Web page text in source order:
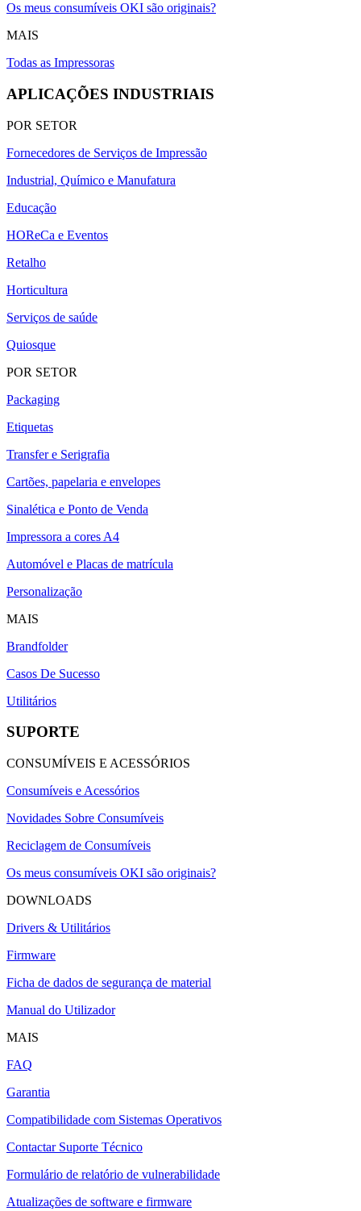
Os meus consumíveis OKI são originais?
MAIS
Todas as Impressoras
APLICAÇÕES INDUSTRIAIS
POR SETOR
Fornecedores de Serviços de Impressão
Industrial, Químico e Manufatura
Educação
HOReCa e Eventos
Retalho
Horticultura
Serviços de saúde
Quiosque
POR SETOR
Packaging
Etiquetas
Transfer e Serigrafia
Cartões, papelaria e envelopes
Sinalética e Ponto de Venda
Impressora a cores A4
Automóvel e Placas de matrícula
Personalização
MAIS
Brandfolder
Casos De Sucesso
Utilitários
SUPORTE
CONSUMÍVEIS E ACESSÓRIOS
Consumíveis e Acessórios
Novidades Sobre Consumíveis
Reciclagem de Consumíveis
Os meus consumíveis OKI são originais?
DOWNLOADS
Drivers & Utilitários
Firmware
Ficha de dados de segurança de material
Manual do Utilizador
MAIS
FAQ
Garantia
Compatibilidade com Sistemas Operativos
Contactar Suporte Técnico
Formulário de relatório de vulnerabilidade
Atualizações de software e firmware